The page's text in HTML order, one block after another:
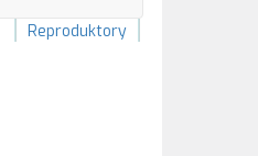
Reproduktory